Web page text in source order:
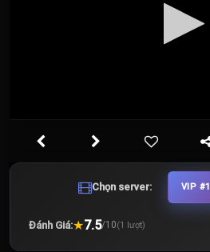
Chọn server: VIP #1
Đánh Giá:★7.5/10(1 lượt)